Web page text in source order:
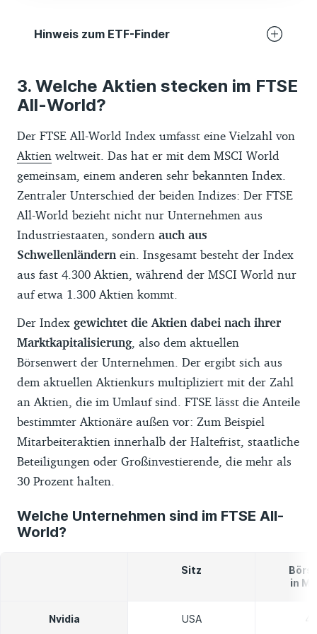
Ich habe noch kein Depot
Hinweis zum ETF-Finder
von ETF-Anbietern, die wir selbst über
deren Websites und Anlegerinformationen
gesammelt haben. Daraus haben wir
vergleichbare Kennzahlen wie eine
durchschnittliche Fünf-Jahresrendite
berechnet. Grundlage der Berechnungen
war der monatliche Net-Asset-Value der
jeweiligen ETFs. War dieser in US-Dollar
angegeben, haben wir zur Umrechnung die
offiziellen Wechselkurse der EZB
verwendet.
Die von den Depotanbietern erhobenen
Gebühren für Einmalkäufe und Sparpläne
haben wir bei den Anbietern erfragt. Sie
werden regelmäßig aktualisiert. Eine
Gewähr für die Richtigkeit und Aktualität
können wir nicht übernehmen.
Die Reihenfolge der ETFs im Finder erfolgt
standardmäßig nach der Marktabdeckung.
Diese drückt aus, wie viel Prozent des
der zugrundeliegende Index des ETF
abbildet. Für die Berechnung haben wir die
Reihenfolge standardmäßig durch (1) die
Welche Aktien stecken im FTSE
All-World?
Der FTSE All-World Index umfasst eine Vielzahl von
Aktien weltweit. Das hat er mit dem MSCI World
gemeinsam, einem anderen sehr bekannten Index.
Zentraler Unterschied der beiden Indizes: Der FTSE
All-World bezieht nicht nur Unternehmen aus
Industriestaaten, sondern auch aus
Schwellenländern ein. Insgesamt besteht der Index
aus fast 4.300 Aktien, während der MSCI World nur
auf etwa 1.300 Aktien kommt.
Der Index gewichtet die Aktien dabei nach ihrer
Marktkapitalisierung, also dem aktuellen
Börsenwert der Unternehmen. Der ergibt sich aus
dem aktuellen Aktienkurs multipliziert mit der Zahl
an Aktien, die im Umlauf sind. FTSE lässt die Anteile
bestimmter Aktionäre außen vor: Zum Beispiel
Mitarbeiteraktien innerhalb der Haltefrist, staatliche
Beteiligungen oder Großinvestierende, die mehr als
30 Prozent halten.
Welche Unternehmen sind im FTSE All-
World?
Sitz
in
Nvidia USA